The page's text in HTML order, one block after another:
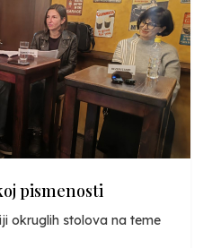
pismenosti
okruglih stolova na teme